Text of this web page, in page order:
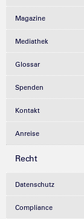
Magazine
Mediathek
Glossar
Spenden
Kontakt
Anreise
Recht
Datenschutz
Compliance